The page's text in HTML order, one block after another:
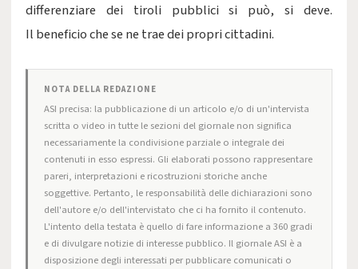
differenziare dei tiroli pubblici si può, si deve.
Il beneficio che se ne trae dei propri cittadini.
NOTA DELLA REDAZIONE
ASI precisa: la pubblicazione di un articolo e/o di un'intervista
scritta o video in tutte le sezioni del giornale non significa
necessariamente la condivisione parziale o integrale dei
contenuti in esso espressi. Gli elaborati possono rappresentare
pareri, interpretazioni e ricostruzioni storiche anche
soggettive. Pertanto, le responsabilità delle dichiarazioni sono
dell'autore e/o dell'intervistato che ci ha fornito il contenuto.
L'intento della testata è quello di fare informazione a 360 gradi
e di divulgare notizie di interesse pubblico. Il giornale ASI è a
disposizione degli interessati per pubblicare comunicati o